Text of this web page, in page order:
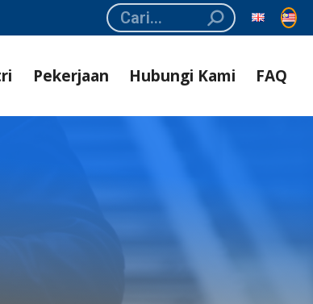
Search:
Pekerjaan Hubungi Kami FAQ